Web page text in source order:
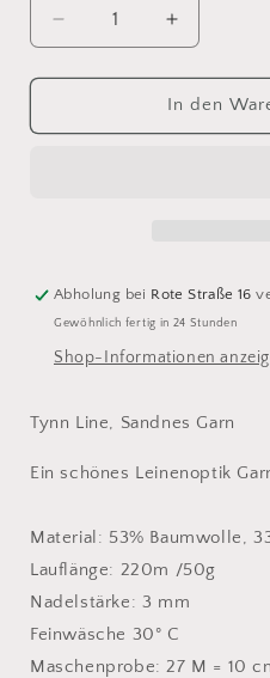
Verringere
die
Menge
Sandnes
Erhöhe
die
Menge
für
Sandnes
In den
Abholung bei Rote Straße 16
Gewöhnlich fertig in 24 Stunden
Shop-Informationen
Tynn Line, Sandnes Garn
Ein schönes Leinenoptik
Material: 53% Baumwolle,
Lauflänge: 220m /50g
Nadelstärke: 3 mm
Feinwäsche 30° C
Maschenprobe: 27 M = 10